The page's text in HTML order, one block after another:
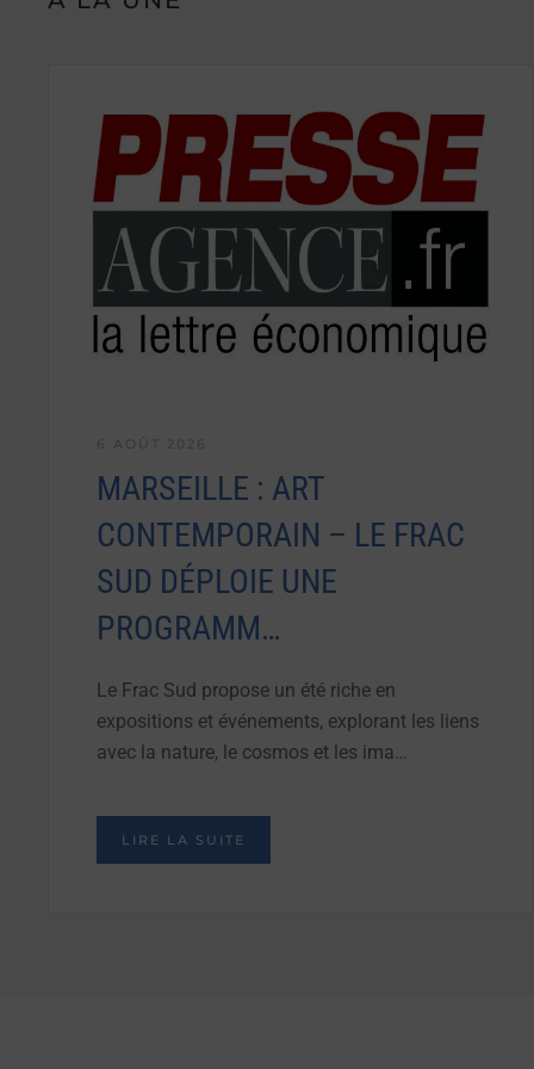
MARSEILLE : ART
CONTEMPORAIN – LE FRAC
SUD DÉPLOIE UNE
PROGRAMM…
Le Frac Sud propose un été riche en
expositions et événements, explorant les liens
avec la nature, le cosmos et les ima…
LIRE LA SUITE